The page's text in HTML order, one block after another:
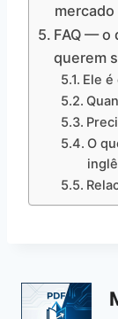
mercado
FAQ — o
querem
Ele é
O